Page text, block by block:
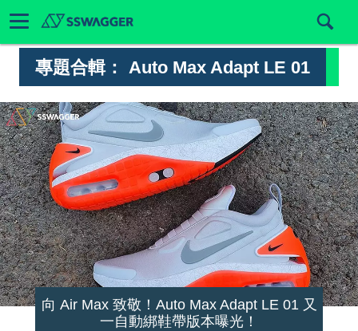
專題合輯： Auto Max Adapt LE 01
向 Air Max 致敬！Auto Max Adapt LE 01 又
一自動綁鞋帶版本曝光！